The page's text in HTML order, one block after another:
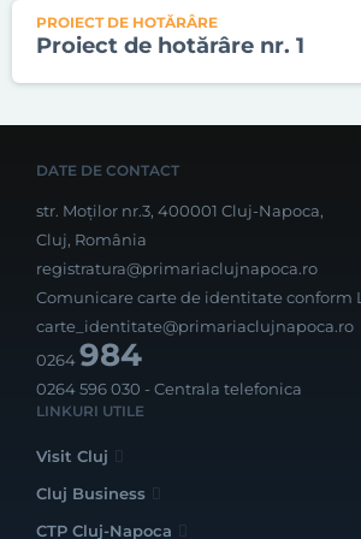
PROIECT DE HOTĂRÂRE
Proiect de hotărâre nr. 1
DATE DE CONTACT
str. Moților nr.3, 400001 Cluj-Napoca,
Cluj, România
registratura@primariaclujnapoca.ro
Comunicare carte de identitate conform
carte_identitate@primariaclujnapoca.ro
0264984
0264 596 030 - Centrala telefonica
LINKURI UTILE
Visit Cluj
Cluj Business
CTP Cluj-Napoca